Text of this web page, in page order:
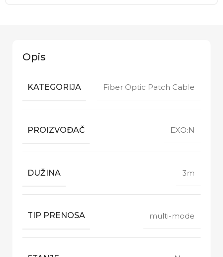
Opis
KATEGORIJA Fiber Optic Patch Cable
PROIZVOĐAČ EXO:N
DUŽINA 3m
TIP PRENOSA multi-mode